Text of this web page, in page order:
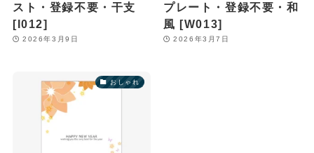
スト・登録不要・干支
[I012]
2026年3月9日
プレート・登録不要・和
風 [W013]
2026年3月7日
おしゃれ